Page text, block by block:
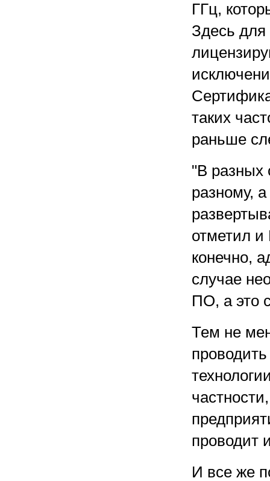
ГГц,
Здесь для
таких
раньше
"В разных
разному,
отметил
конечно,
случае
ПО, а это
Тем не
проводит
И все же